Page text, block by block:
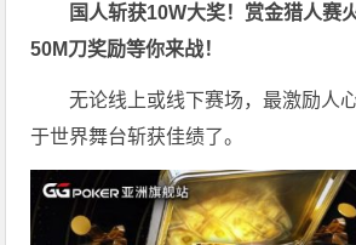
国人斩获10W大奖！ 赏金猎人赛
50M刀奖励等你来战！
无论线上或线下赛场，最激励人
于世界舞台斩获佳绩了。